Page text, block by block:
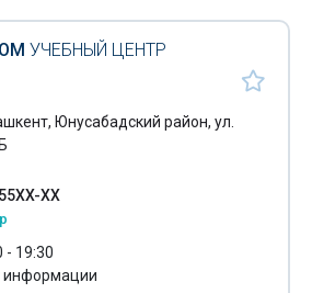
для детей
английского языка
языку для начинающих
языку иностранцев
УЧЕБНЫЙ ЦЕНТР
Юнусабадский район, ул.
XX
- 19:30
информации